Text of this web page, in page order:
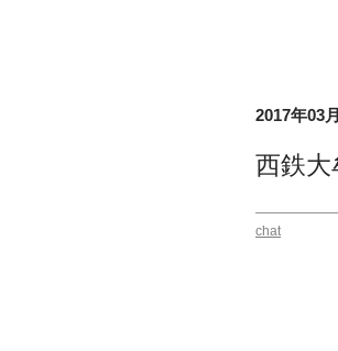
2017年03
西鉄
chat